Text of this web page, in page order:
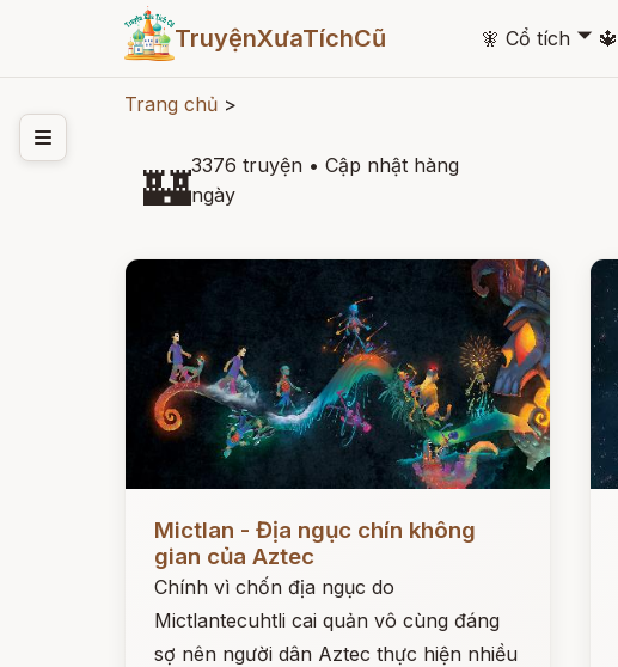
TruyệnXưaTíchCũ 🧚 Cổ tích 🞃 🔱
Trang chủ >
🏰3376 truyện • Cập nhật hàng
ngày
Mictlan - Địa ngục chín không
gian của Aztec
Chính vì chốn địa ngục do
Mictlantecuhtli cai quản vô cùng đáng
sợ nên người dân Aztec thực hiện nhiều